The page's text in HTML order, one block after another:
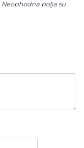
Neophodna polja su